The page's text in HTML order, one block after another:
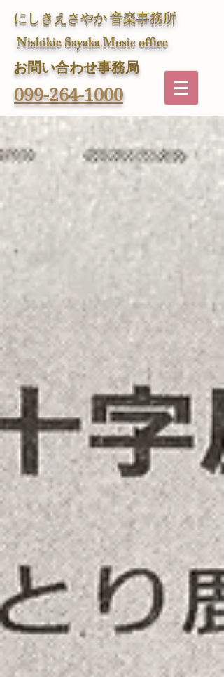
にしきえさやか 音楽事務所
Nishikie Sayaka Music office
​お問い合わせ事務局
099-264-1000